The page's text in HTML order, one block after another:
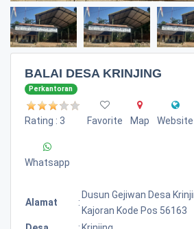
BALAI DESA KRINJING
Perkantoran
Rating : 3 Favorite Map Website
Whatsapp
Alamat :
Dusun Gejiwan Desa
Kajoran Kode Pos 56163